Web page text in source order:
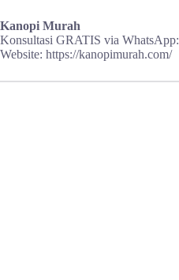
Kanopi Murah
Konsultasi GRATIS via WhatsApp:
Website: https://kanopimurah.com/